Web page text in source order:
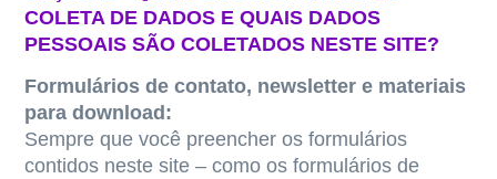
COLETA DE DADOS E QUAIS DADOS
PESSOAIS SÃO COLETADOS NESTE SITE?
Formulários de contato, newsletter e materiais
para download:
Sempre que você preencher os formulários
contidos neste site – como os formulários de